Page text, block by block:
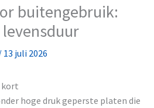
buitengebruik:
13 juli 2026
kort
hoge druk geperste platen die